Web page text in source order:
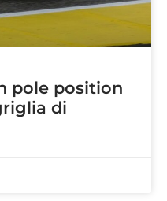
pole position
di